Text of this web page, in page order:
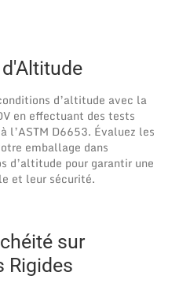
d’altitude avec la
en effectuant des tests
l’ASTM D6653. Évaluez les
emballage dans
d’altitude pour garantir une
et leur sécurité.
sur
Rigides